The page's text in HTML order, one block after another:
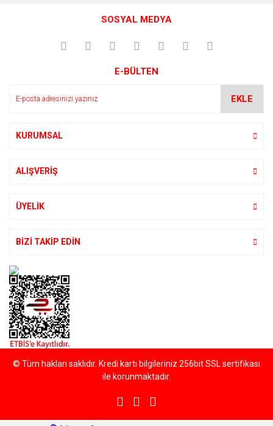
kullanarak tarafımıza iletebilirsiniz.
Görüş ve önerileriniz için teşekkür ederiz.
Ürün açıklamasında eksik bilgiler bulunuyor.
SOSYAL MEDYA
E-BÜLTEN
EKLE
KURUMSAL
ALIŞVERİŞ
ÜYELİK
BİZİ TAKİP EDİN
© Tüm hakları saklıdır. Kredi kartı bilgileriniz 256bit SSL sertifikası
ile korunmaktadır.